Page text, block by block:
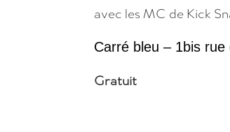
avec les MC de Kick
Carré bleu – 1bis
Gratuit